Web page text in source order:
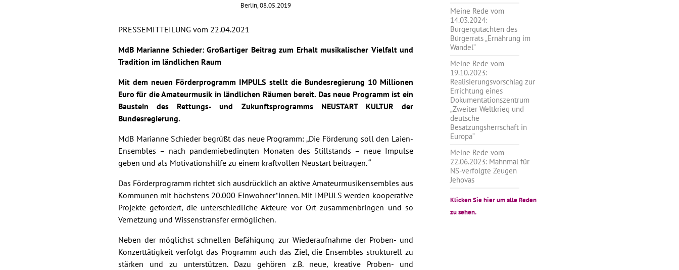
Berlin, 08.05.2019
PRESSEMITTEILUNG vom 22.04.2021
MdB Marianne Schieder: Großartiger Beitrag zum Erhalt musikalischer Vielfalt und
Tradition im ländlichen Raum
Mit dem neuen Förderprogramm IMPULS stellt die Bundesregierung 10 Millionen
Euro für die Amateurmusik in ländlichen Räumen bereit. Das neue Programm ist ein
Baustein des Rettungs- und Zukunftsprogramms NEUSTART KULTUR der
Bundesregierung.
MdB Marianne Schieder begrüßt das neue Programm: „Die Förderung soll den Laien-
Ensembles – nach pandemiebedingten Monaten des Stillstands – neue Impulse
geben und als Motivationshilfe zu einem kraftvollen Neustart beitragen. “
Das Förderprogramm richtet sich ausdrücklich an aktive Amateurmusikensembles aus
Kommunen mit höchstens 20.000 Einwohner*innen. Mit IMPULS werden kooperative
Projekte gefördert, die unterschiedliche Akteure vor Ort zusammenbringen und so
Vernetzung und Wissenstransfer ermöglichen.
Neben der möglichst schnellen Befähigung zur Wiederaufnahme der Proben- und
Konzerttätigkeit verfolgt das Programm auch das Ziel, die Ensembles strukturell zu
stärken und zu unterstützen. Dazu gehören z.B. neue, kreative Proben- und
Meine Rede vom
14.03.2024:
Bürgergutachten des
Bürgerrats „Ernährung im
Wandel“
Meine Rede vom
19.10.2023:
Realisierungsvorschlag zur
Errichtung eines
Dokumentationszentrum
„Zweiter Weltkrieg und
deutsche
Besatzungsherrschaft in
Europa“
Meine Rede vom
22.06.2023: Mahnmal für
NS-verfolgte Zeugen
Jehovas
Klicken Sie hier um alle Reden
zu sehen.